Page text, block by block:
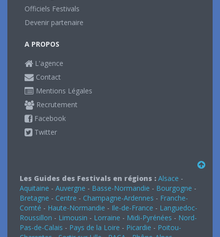
Officiels Festivals
Devenir partenaire
A PROPOS
L'agence
Contact
Mentions Légales
Recrutement
Facebook
Twitter
Les Guides des Festivals en régions : Alsace -
Aquitaine - Auvergne - Basse-Normandie - Bourgogne -
Bretagne - Centre - Champagne-Ardennes - Franche-
Comté - Haute-Normandie - Ile-de-France - Languedoc-
Roussillon - Limousin - Lorraine - Midi-Pyrénées - Nord-
Pas-de-Calais - Pays de la Loire - Picardie - Poitou-